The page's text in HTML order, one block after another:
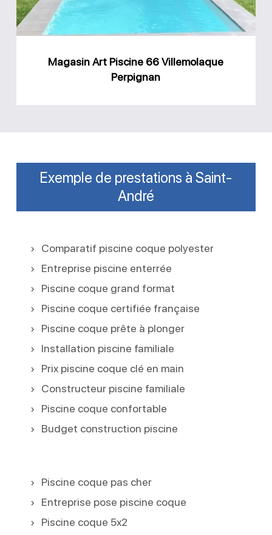
Magasin Art Piscine 66 Villemolaque
Perpignan
Exemple de prestations à Saint-
André
Comparatif piscine coque polyester
Entreprise piscine enterrée
Piscine coque grand format
Piscine coque certifiée française
Piscine coque prête à plonger
Installation piscine familiale
Prix piscine coque clé en main
Constructeur piscine familiale
Piscine coque confortable
Budget construction piscine
Piscine coque pas cher
Entreprise pose piscine coque
Piscine coque 5x2